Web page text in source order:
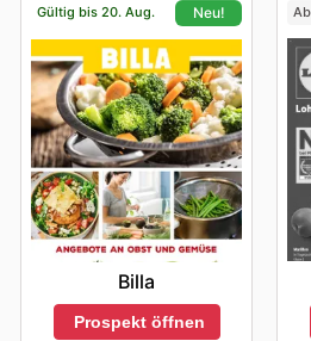
Gültig bis 20. Aug. Neu!
Billa
Prospekt öffnen